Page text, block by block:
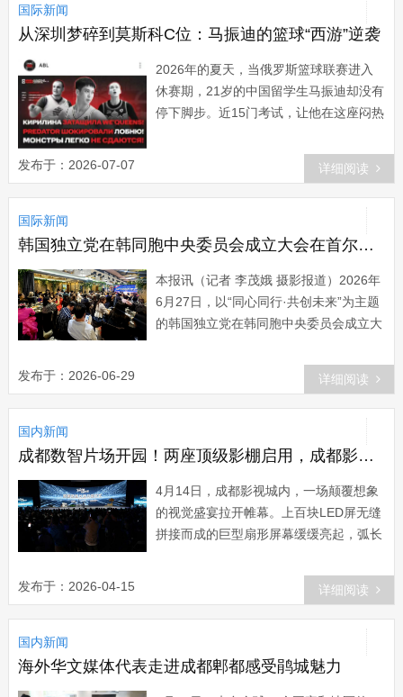
国际新闻
从深圳梦碎到莫斯科C位：马振迪的篮球“西游”逆袭
2026年的夏天，当俄罗斯篮球联赛进入
休赛期，21岁的中国留学生马振迪却没有
停下脚步。近15门考试，让他在这座闷热
两个月后，他将成为俄罗斯国立体育大学
的一名三年级学生。而在几个月后，更高
级别的篮球联赛赛季也将打响。很少有人
知道，这位如今在俄罗斯篮球圈声名鹊起
的年轻人，曾在中国职业篮球的门口，经
发布于：2026-07-07 详细阅读
国际新闻
韩国独立党在韩同胞中央委员会成立大会在首尔隆重召开
本报讯（记者 李茂娥 摄影报道）2026年
6月27日，以“同心同行·共创未来”为主题
的韩国独立党在韩同胞中央委员会成立大
举行。旅韩各地侨领、中韩友好机构代
表、在韩各大商协会负责人、华侨华人代
表近300人齐聚一堂，共同见证专为服务
旅居韩国同胞设立的全新侨界综合平台正
式揭牌成立。韩国独立党第七届总裁曹圭
年历史脉络：韩国独立党为近代···...
发布于：2026-06-29 详细阅读
国内新闻
成都数智片场开园！两座顶级影棚启用，成都影视城迈入“数智时代”！
4月14日，成都影视城内，一场颠覆想象
的视觉盛宴拉开帷幕。上百块LED屏无缝
拼接而成的巨型扇形屏幕缓缓亮起，弧长
场景，瞬间将戈壁荒漠“搬”进摄影棚。这
并非电影首映，而是成都数智片场的开园
现场。作为第十三届中国网络视听大会重
要分会场，此次活动不仅宣告成都影视城
虚拟摄影棚与动作捕捉棚正式启用，更向
发布于：2026-04-15 详细阅读
国内新闻
海外华文媒体代表走进成都郫都感受鹃城魅力